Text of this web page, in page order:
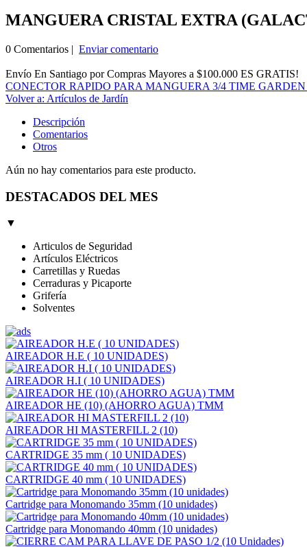
MANGUERA CRISTAL EXTRA
0 Comentarios | Enviar comentario
Envío En Santiago por Compras Mayores a $100.000 ES GRATIS!
CONECTOR RAPIDO PARA MANGUERA 3/4 TIME
Volver a: Artículos de Jardín
Descripción
Comentarios
Otros
Aún no hay comentarios para este producto.
DESTACADOS DEL MES
▼
Articulos de Seguridad
Artículos Eléctricos
Carretillas y Ruedas
Cerraduras y Picaporte
Grifería
Solventes
AIREADOR H.E ( 10 UNIDADES)
AIREADOR H.I ( 10 UNIDADES)
AIREADOR HE (10) (AHORRO AGUA) TMM
AIREADOR HI MASTERFILL 2 (10)
CARTRIDGE 35 mm ( 10 UNIDADES)
CARTRIDGE 40 mm ( 10 UNIDADES)
Cartridge para Monomando 35mm (10 unidades)
Cartridge para Monomando 40mm (10 unidades)